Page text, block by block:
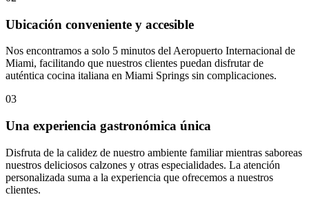
Ubicación conveniente y accesible
Nos encontramos a solo 5 minutos del Aeropuerto Internacional de
Miami, facilitando que nuestros clientes puedan disfrutar de
auténtica cocina italiana en Miami Springs sin complicaciones.
03
Una experiencia gastronómica única
Disfruta de la calidez de nuestro ambiente familiar mientras saboreas
nuestros deliciosos calzones y otras especialidades. La atención
personalizada suma a la experiencia que ofrecemos a nuestros
clientes.